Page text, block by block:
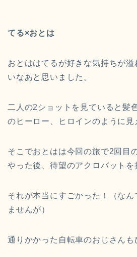
てる×おとは
おとははてるが好きな気持ちが
いなあと思いました。
二人の2ショットを見ていると髪
のヒーロー、ヒロインのように見
そこでおとはは今回の旅で2回目
やった後、待望のアクロバットを
それが本当にすごかった！（なん
ませんが）
通りかかった自転車のおじさんも